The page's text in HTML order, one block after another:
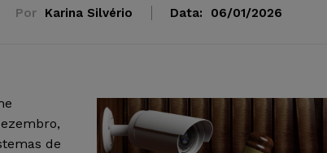
Por Karina Silvério Data: 06/01/2026
de